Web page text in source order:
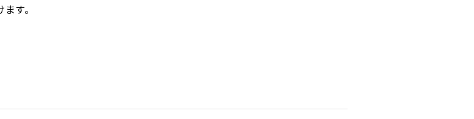
す。